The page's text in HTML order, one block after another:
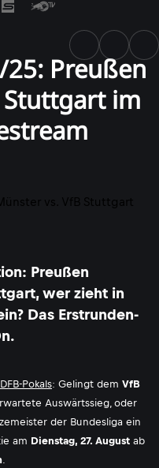
25: Preußen
Stuttgart im
Preußen
wer zieht in
Das Erstrunden-
DFB-Pokals: Gelingt dem VfB
Auswärtssieg, oder
der Bundesliga ein
am Dienstag, 27. August ab
.